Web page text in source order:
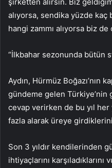
alıyorsa, sendika yüzde kaç
hangi zammı alıyorsa biz
“İlkbahar sezonunda bütün
Aydın, Hürmüz Boğazı’nın
gündeme gelen
cevap verirken de bu yıl her
fazla alarak üreye
Son 3 yıldır kendilerinden
ihtiyaçlarını